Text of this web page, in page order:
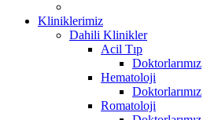
Kliniklerimiz
Dahili Klinikler
Acil Tıp
Doktorlarımız
Hematoloji
Doktorlarımız
Romatoloji